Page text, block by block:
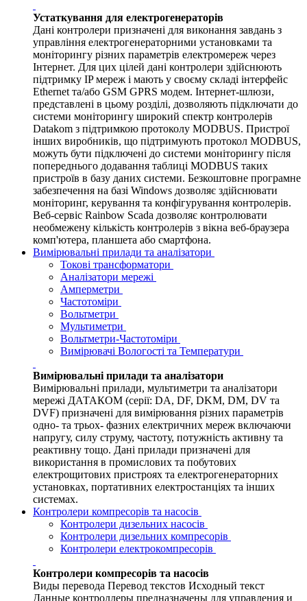
Устаткування для електрогенераторів
Дані контролери призначені для виконання завдань з
управління електрогенераторними установками та
моніторингу різних параметрів електромереж через
Інтернет. Для цих цілей дані контролери здійснюють
підтримку IP мереж і мають у своєму складі інтерфейс
Ethernet та/або GSM GPRS модем. Інтернет-шлюзи,
представлені в цьому розділі, дозволяють підключати до
системи моніторингу широкий спектр контролерів
Datakom з підтримкою протоколу MODBUS. Пристрої
інших виробників, що підтримують протокол MODBUS,
можуть бути підключені до системи моніторингу після
попереднього додавання таблиці MODBUS таких
пристроїв в базу даних системи. Безкоштовне програмне
забезпечення на базі Windows дозволяє здійснювати
моніторинг, керування та конфігурування контролерів.
Веб-сервіс Rainbow Scada дозволяє контролювати
необмежену кількість контролерів з вікна веб-браузера
комп'ютера, планшета або смартфона.
Вимірювальні прилади та аналізатори
Токові трансформатори
Аналізатори мережі
Амперметри
Частотоміри
Вольтметри
Мультиметри
Вольтметри-Частотоміри
Вимірювачі Вологості та Температури
Вимірювальні прилади та аналізатори
Вимірювальні прилади, мультиметри та аналізатори
мережі ДАТАКОМ (серії: DA, DF, DKM, DM, DV та
DVF) призначені для вимірювання різних параметрів
одно- та трьох- фазних електричних мереж включаючи
напругу, силу струму, частоту, потужність активну та
реактивну тощо. Дані прилади призначені для
використання в промислових та побутових
електрощитових пристроях та електрогенераторних
установках, портативних електростанціях та інших
системах.
Контролери компресорів та насосів
Контролери дизельних насосів
Контролери дизельних компресорів
Контролери електрокомпресорів
Контролери компресорів та насосів
Виды перевода Перевод текстов Исходный текст
Данные контроллеры предназначены для управления и